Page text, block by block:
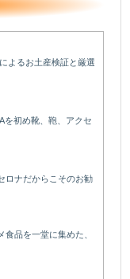
よるお土産検証と厳選
を初め靴、鞄、アクセ
ロナだからこそのお勧
品を一堂に集めた、